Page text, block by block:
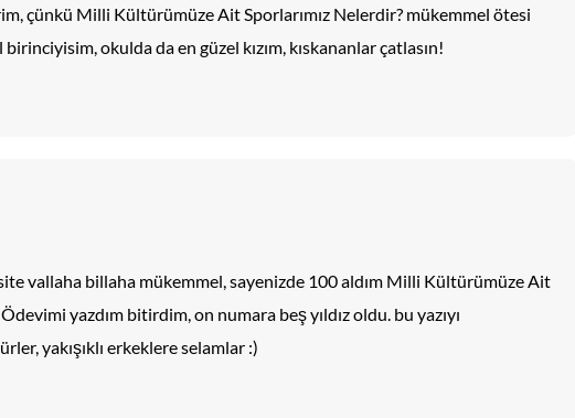
çünkü Milli Kültürümüze Ait Sporlarımız Nelerdir? mükemmel ötesi
okulda da en güzel kızım, kıskananlar çatlasın!
vallaha billaha mükemmel, sayenizde 100 aldım Milli Kültürümüze Ait
yazdım bitirdim, on numara beş yıldız oldu. bu yazıyı
yakışıklı erkeklere selamlar :)